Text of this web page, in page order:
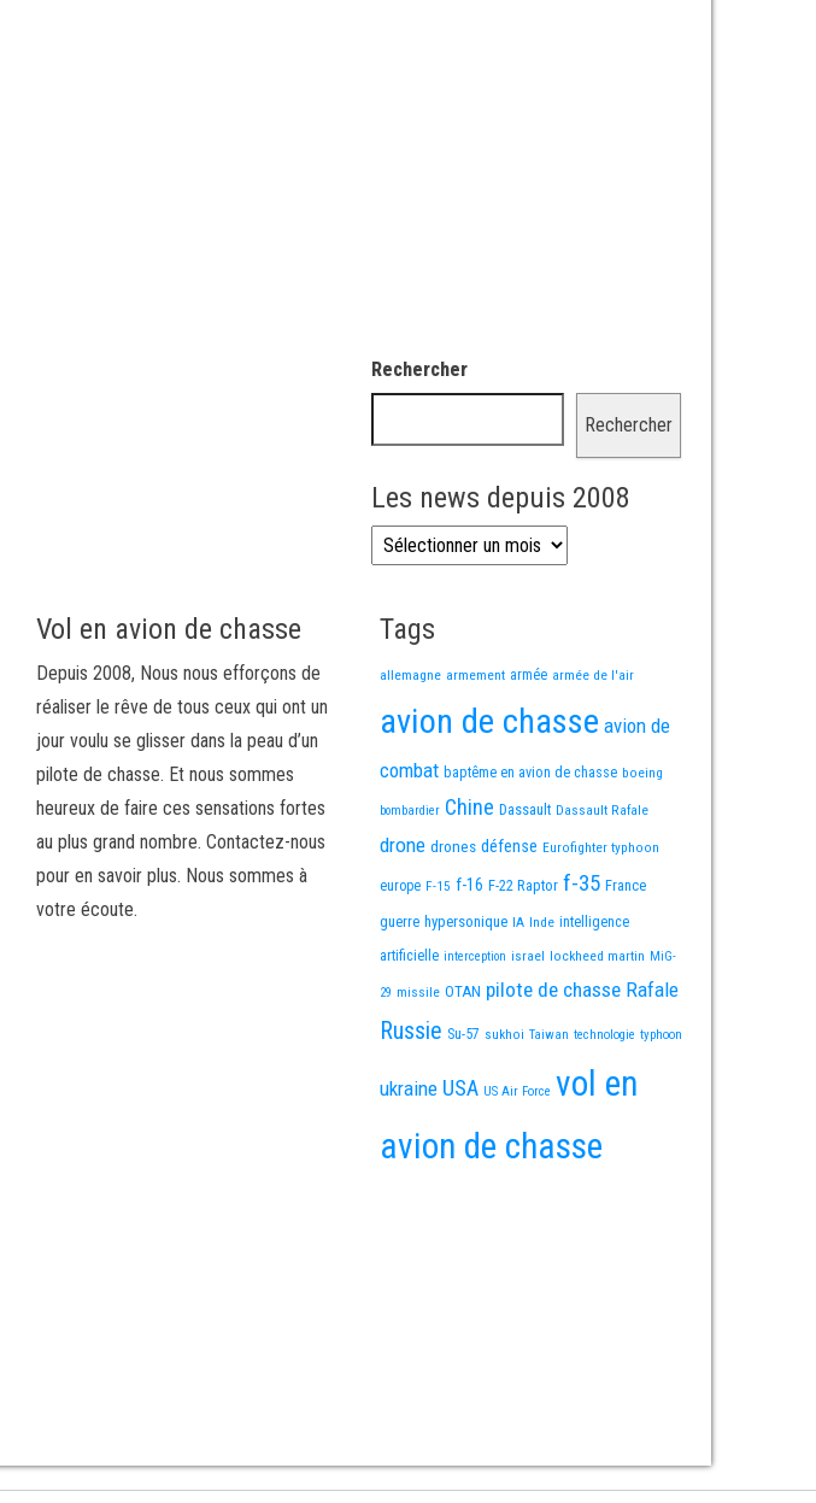
Rechercher
Rechercher
Les news depuis 2008
Les news depuis 2008
Vol en avion de chasse
Depuis 2008, Nous nous efforçons de
réaliser le rêve de tous ceux qui ont un
jour voulu se glisser dans la peau d’un
pilote de chasse. Et nous sommes
heureux de faire ces sensations fortes
au plus grand nombre. Contactez-nous
pour en savoir plus. Nous sommes à
votre écoute.
Tags
allemagne armement armée armée de l'air
avion de chasse avion de
combat baptême en avion de chasse boeing
bombardier Chine Dassault Dassault Rafale
drone drones défense Eurofighter typhoon
europe F-15 f-16 F-22 Raptor f-35 France
guerre hypersonique IA Inde intelligence
artificielle interception israel lockheed martin MiG-
29 missile OTAN pilote de chasse Rafale
Russie Su-57 sukhoi Taiwan technologie typhoon
ukraine USA US Air Force vol en
avion de chasse